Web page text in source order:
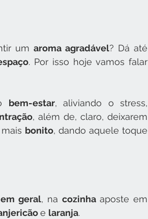
um aroma agradável? Dá até
. Por isso hoje vamos falar
bem-estar, aliviando o stress,
, além de, claro, deixarem
bonito, dando aquele toque
geral, na cozinha
e laranja.